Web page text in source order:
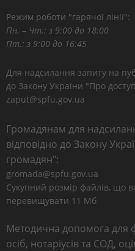
Режим роботи "гарячої лінії":
Пн. – Чт.: з 9:00 до 18:00
Пт.: з 9:00 до 16:45
Для надсилання запиту на
до Закону України "Про
zaput@spfu.gov.ua
Громадянам для
відповідно до Закону
громадян":
gromada@spfu.gov.ua
Сукупний розмір файлів, що
перевищувати 11 Мб
Методична допомога для
осіб, нотаріусів та СОД,